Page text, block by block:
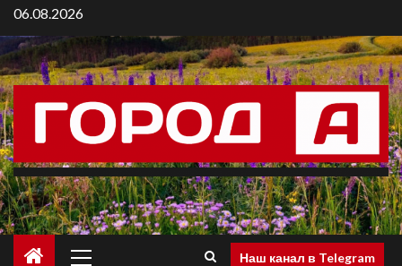
06.08.2026
Наш канал в Telegram